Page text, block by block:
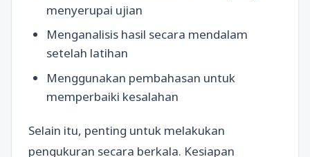
menyerupai ujian
Menganalisis hasil secara mendalam
setelah latihan
Menggunakan pembahasan untuk
memperbaiki kesalahan
Selain itu, penting untuk melakukan
pengukuran secara berkala. Kesiapan